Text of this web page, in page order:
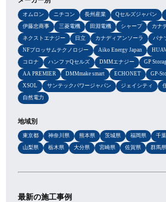
オムロン ニチコン 長州産業 Qセルズジャパン
伊藤忠商事
三菱電機 田淵電機 シャープ
カナ
ネクストエナジー
日立 カナディアンソーラ
パナ
NFブロッサムテクノロジー
Aiko Energy Japan
コロナ
ハンファQセルズ DMMエナジー GP
AA PREMIER
DMMmake smart ECHONET GP-
XSOL
サンテックパワージャパン ジェイシティ
自然電力
地域別
東京都 神奈川県 熊本県 茨城県 福岡県 千
山梨県
栃木県 大分県 宮崎県 佐賀県 群馬県
最新の施工事例